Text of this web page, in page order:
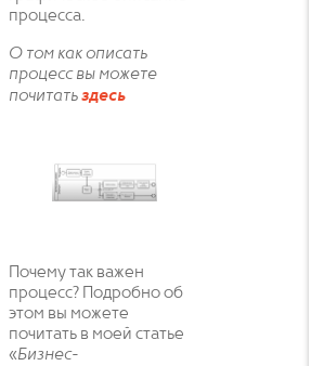
процесса.
О том как описать
процесс вы можете
почитатьздесь
Почему так важен
процесс? Подробно об
этом вы можете
почитать в моей статье
«Бизнес-